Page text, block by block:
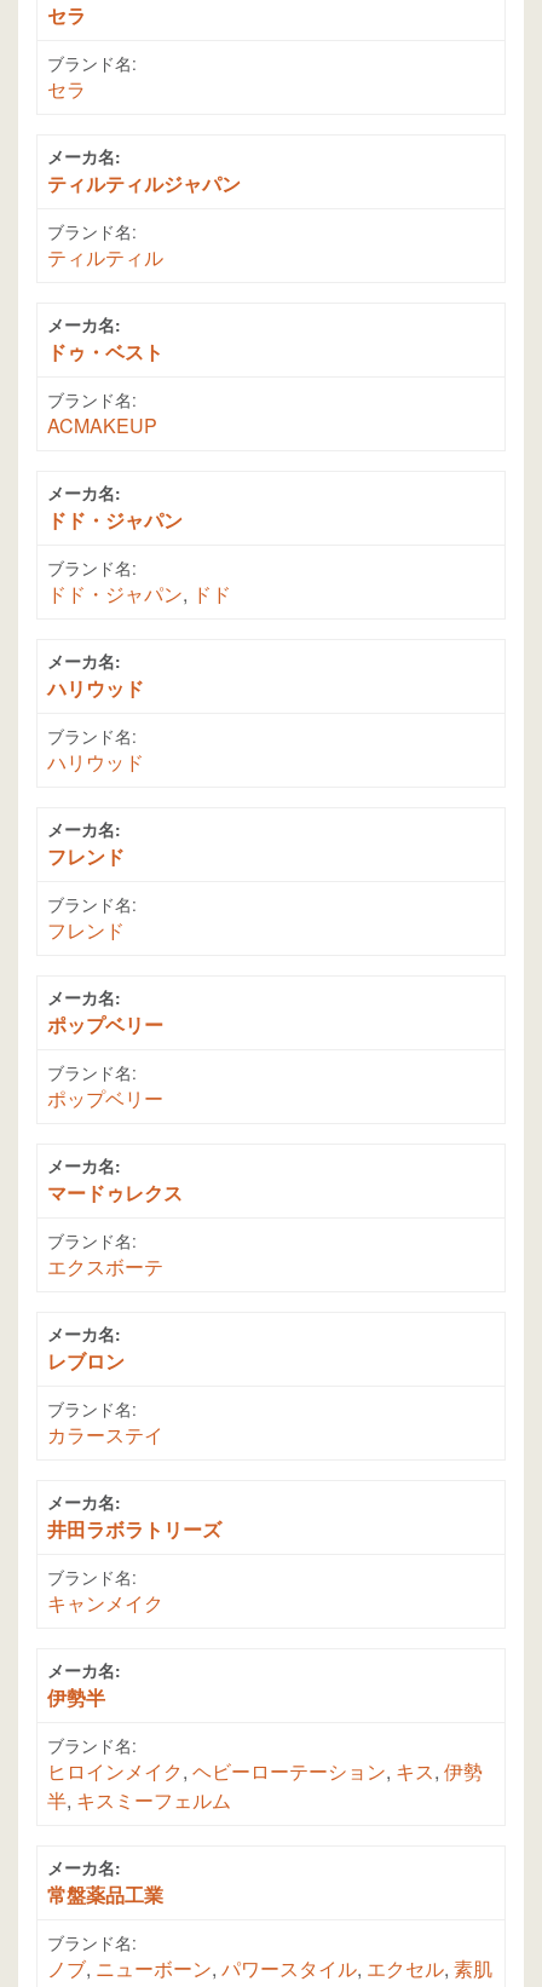
セラ
ブランド名:
セラ
メーカ名:
ティルティルジャパン
ブランド名:
ティルティル
メーカ名:
ドゥ・ベスト
ブランド名:
ACMAKEUP
メーカ名:
ドド・ジャパン
ブランド名:
ドド・ジャパン, ドド
メーカ名:
ハリウッド
ブランド名:
ハリウッド
メーカ名:
フレンド
ブランド名:
フレンド
メーカ名:
ポップベリー
ブランド名:
ポップベリー
メーカ名:
マードゥレクス
ブランド名:
エクスボーテ
メーカ名:
レブロン
ブランド名:
カラーステイ
メーカ名:
井田ラボラトリーズ
ブランド名:
キャンメイク
メーカ名:
伊勢半
ブランド名:
ヒロインメイク, ヘビーローテーション, キス, 伊勢
半, キスミーフェルム
メーカ名:
常盤薬品工業
ブランド名:
ノブ, ニューボーン, パワースタイル, エクセル, 素肌